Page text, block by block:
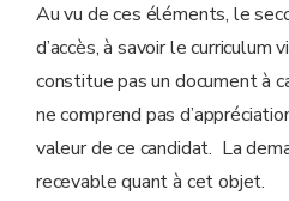
Au vu de ces éléments, le
d’accès, à savoir le curriculum
constitue pas un document à
ne comprend pas
valeur de ce candidat. La
recevable quant à cet objet.